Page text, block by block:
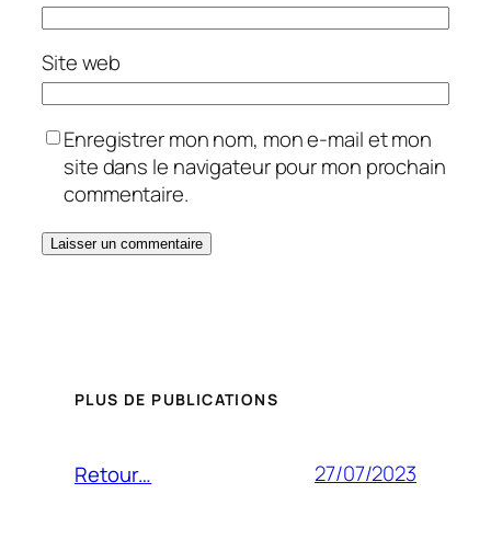
Site web
Enregistrer mon nom, mon e-mail et mon
site dans le navigateur pour mon prochain
commentaire.
PLUS DE PUBLICATIONS
Retour… 27/07/2023